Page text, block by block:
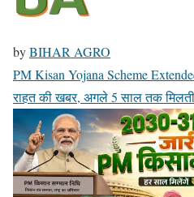
byBIHAR AGRO
PM Kisan Yojana Scheme
राहत की खबर, अगले 5 साल तक